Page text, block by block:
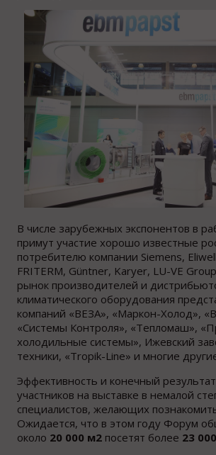
В числе зарубежных экспонентов в
примут участие хорошо известные
потребителю компании Siemens,
FRITERM, Güntner, Karyer, LU-VE
рынок производителей и
климатического оборудования
компаний «ВЕЗА», «Маркон-Холод»,
«Системы Контроля», «Тепломаш»,
холодильные системы», Ижевский
техники, «Tropik-Line» и многие
Эффективность и конечный
участников на выставке в немалой
специалистов, желающих
Ожидается, что в этом году Форум
около 20 000 м2 посетят более 23